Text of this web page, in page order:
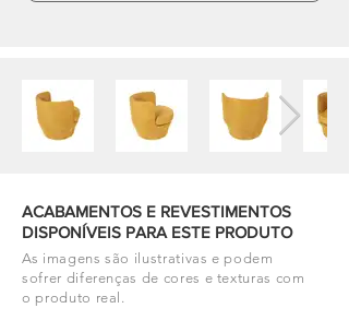
ACABAMENTOS E REVESTIMENTOS
DISPONÍVEIS PARA ESTE PRODUTO
As imagens são ilustrativas e podem
sofrer diferenças de cores e texturas com
o produto real.